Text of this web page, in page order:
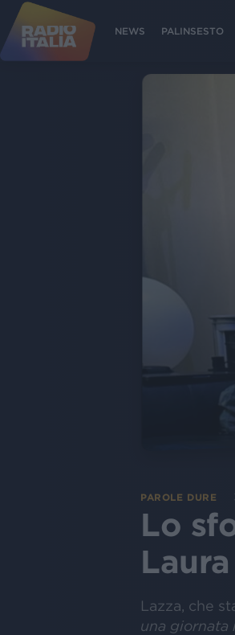
NEWS PALINSESTO
PAROLE DURE
Lo
Lazza, che
una giornata